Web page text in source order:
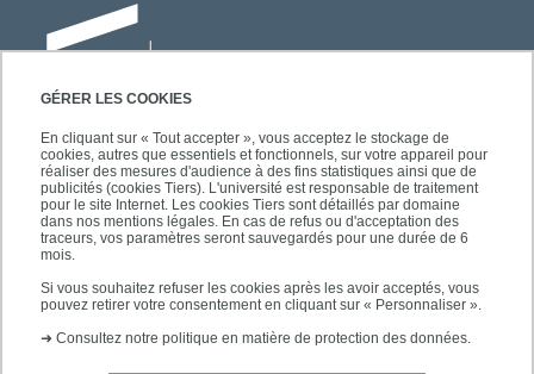
GÉRER LES COOKIES
En cliquant sur « Tout accepter », vous acceptez le stockage de
cookies, autres que essentiels et fonctionnels, sur votre appareil pour
réaliser des mesures d'audience à des fins statistiques ainsi que de
publicités (cookies Tiers). L'université est responsable de traitement
pour le site Internet. Les cookies Tiers sont détaillés par domaine
dans nos mentions légales. En cas de refus ou d'acceptation des
traceurs, vos paramètres seront sauvegardés pour une durée de 6
mois.
Si vous souhaitez refuser les cookies après les avoir acceptés, vous
pouvez retirer votre consentement en cliquant sur « Personnaliser ».
➜ Consultez notre politique en matière de protection des données.
Université Paris-Est Créteil
Faculté des lettres, langues et sciences
humaines
61, avenue du Général de Gaulle
94010 Créteil